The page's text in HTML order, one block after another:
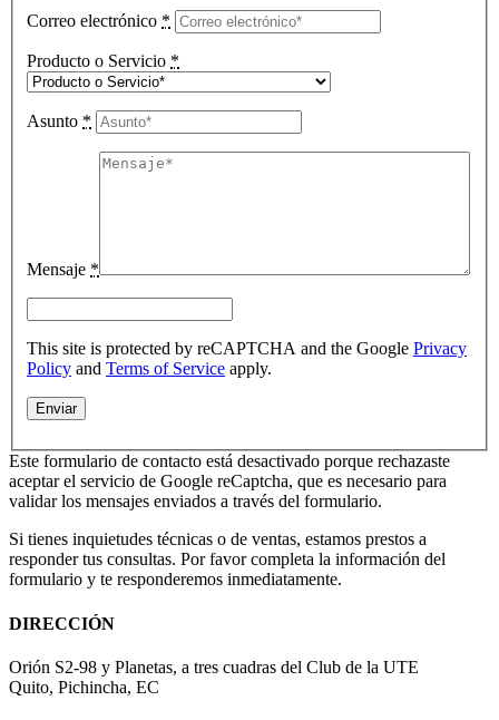
Correo electrónico *
Producto o Servicio *
Asunto *
Mensaje *
This site is protected by reCAPTCHA and the Google Privacy
Policy and Terms of Service apply.
Este formulario de contacto está desactivado porque rechazaste
aceptar el servicio de Google reCaptcha, que es necesario para
validar los mensajes enviados a través del formulario.
Si tienes inquietudes técnicas o de ventas, estamos prestos a
responder tus consultas. Por favor completa la información del
formulario y te responderemos inmediatamente.
DIRECCIÓN
Orión S2-98 y Planetas, a tres cuadras del Club de la UTE
Quito, Pichincha, EC